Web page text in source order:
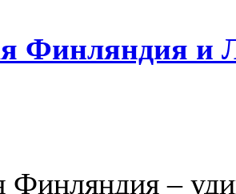
Финляндия и
Финляндия –